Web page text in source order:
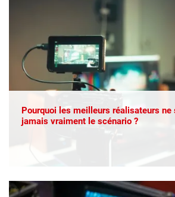
Pourquoi les meilleurs réalisateurs ne
jamais vraiment le scénario ?